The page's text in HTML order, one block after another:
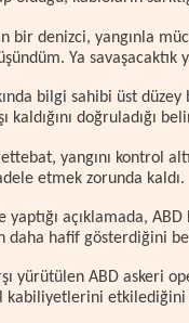
bir denizci, yangınla
Ya
bilgi sahibi üst
kaldığını doğruladığı
yangını kontrol
etmek zorunda kaldı.
açıklamada, ABD
daha hafif gösterdiğini
yürütülen ABD askeri
kabiliyetlerini